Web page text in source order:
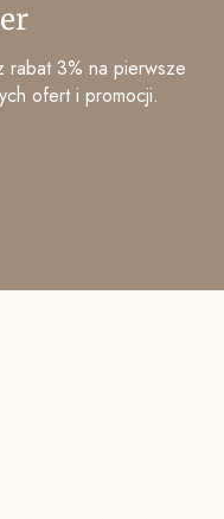
rabat 3% na pierwsze
ofert i promocji.